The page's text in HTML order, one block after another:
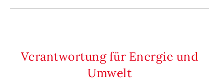
Verantwortung für Energie und
Umwelt